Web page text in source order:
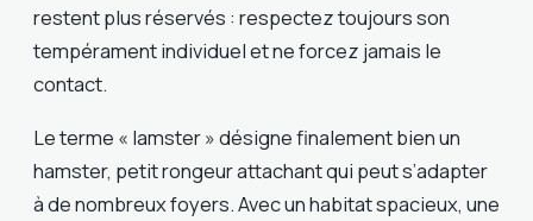
restent plus réservés : respectez toujours son
tempérament individuel et ne forcez jamais le
contact.
Le terme « lamster » désigne finalement bien un
hamster, petit rongeur attachant qui peut s’adapter
à de nombreux foyers. Avec un habitat spacieux, une